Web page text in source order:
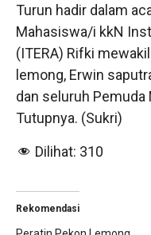
Turun hadir dalam
Mahasiswa/i kkN
(ITERA) Rifki
lemong, Erwin
dan seluruh Pemuda
Tutupnya. (Sukri)
Dilihat: 310
Rekomendasi